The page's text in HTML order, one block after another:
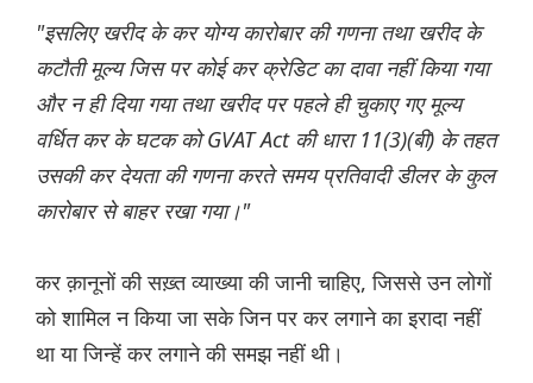
"इसलिए खरीद के कर योग्य कारोबार की गणना तथा खरीद के
कटौती मूल्य जिस पर कोई कर क्रेडिट का दावा नहीं किया गया
और न ही दिया गया तथा खरीद पर पहले ही चुकाए गए मूल्य
वर्धित कर के घटक को GVAT Act की धारा 11(3)(बी) के तहत
उसकी कर देयता की गणना करते समय प्रतिवादी डीलर के कुल
कारोबार से बाहर रखा गया।"
कर क़ानूनों की सख़्त व्याख्या की जानी चाहिए, जिससे उन लोगों
को शामिल न किया जा सके जिन पर कर लगाने का इरादा नहीं
था या जिन्हें कर लगाने की समझ नहीं थी।